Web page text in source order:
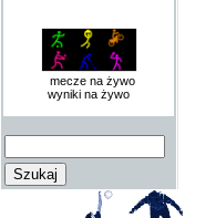
mecze na żywo
wyniki na żywo